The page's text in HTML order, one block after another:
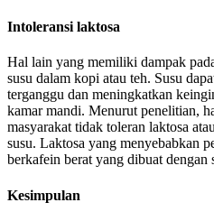
Intoleransi laktosa
Hal lain yang memiliki dampak
susu dalam kopi atau teh. Susu
terganggu dan meningkatkan
kamar mandi. Menurut penelitian,
masyarakat tidak toleran laktosa
susu. Laktosa yang menyebabkan
berkafein berat yang dibuat dengan
Kesimpulan